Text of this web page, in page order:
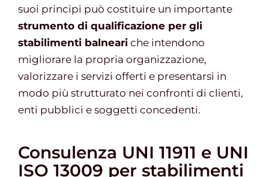
suoi principi può costituire un importante
strumento di qualificazione per gli
stabilimenti balneari che intendono
migliorare la propria organizzazione,
valorizzare i servizi offerti e presentarsi in
modo più strutturato nei confronti di clienti,
enti pubblici e soggetti concedenti.
Consulenza UNI 11911 e UNI
ISO 13009 per stabilimenti